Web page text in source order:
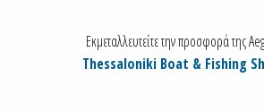
Εκμεταλλευτείτε την προσφορά της
Thessaloniki Boat & Fishing